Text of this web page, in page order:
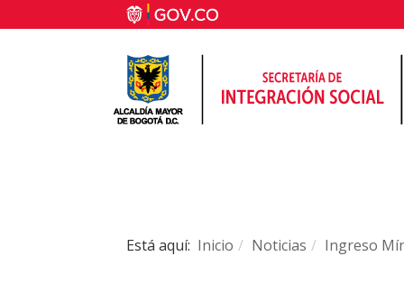
Está aquí: Inicio Noticias Ingreso